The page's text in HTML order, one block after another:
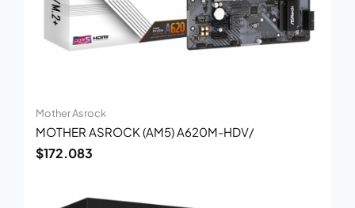
Mother Asrock
MOTHER ASROCK (AM5) A620M-HDV/
$172.083